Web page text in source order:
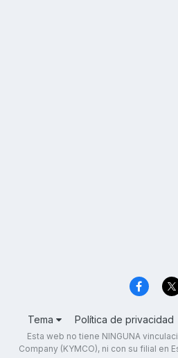
Tema Política de privacidad
Esta web no tiene NINGUNA
Company (KYMCO), ni con su filial en